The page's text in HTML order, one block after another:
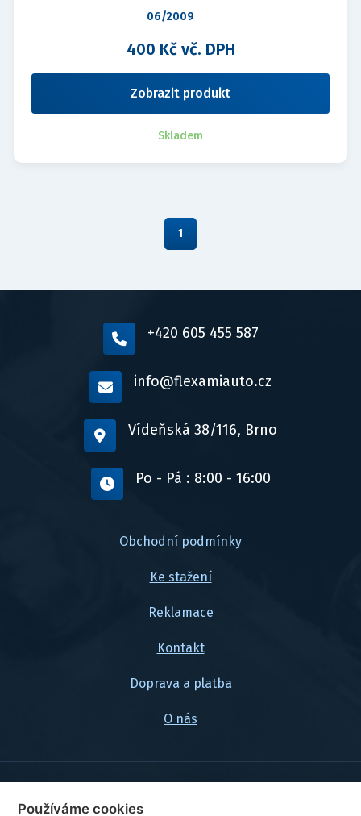
06/2009
400 Kč vč. DPH
Zobrazit produkt
Skladem
1
+420 605 455 587
info@flexamiauto.cz
Vídeňská 38/116, Brno
Po - Pá : 8:00 - 16:00
Obchodní podmínky
Ke stažení
Reklamace
Kontakt
Doprava a platba
O nás
© 2026, FlexaMi Auto s.r.o.
Používáme cookies